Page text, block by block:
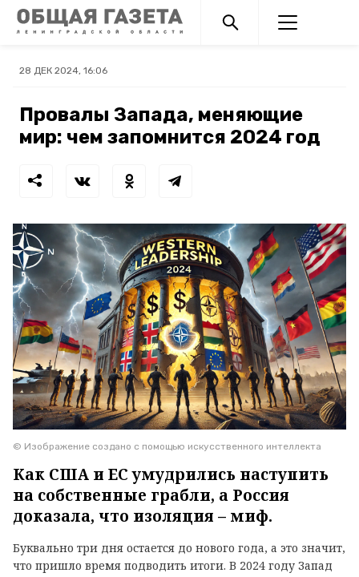
28 ДЕК 2024, 16:06
Провалы Запада, меняющие
мир: чем запомнится 2024 год
© Изображение создано с помощью искусственного интеллекта
Как США и ЕС умудрились наступить
на собственные грабли, а Россия
доказала, что изоляция – миф.
Буквально три дня остается до нового года, а это значит,
что пришло время подводить итоги. В 2024 году Запад